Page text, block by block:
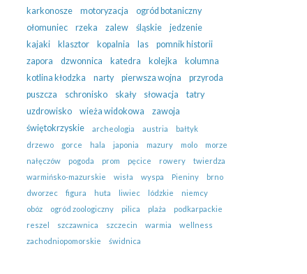
karkonosze
motoryzacja
ogród botaniczny
ołomuniec
rzeka zalew śląskie
jedzenie
kajaki
klasztor kopalnia las
pomnik historii
zapora
dzwonnica katedra kolejka
kolumna
kotlina kłodzka
narty pierwsza wojna
przyroda
puszcza
schronisko skały słowacja
tatry
uzdrowisko
wieża widokowa
zawoja
świętokrzyskie
archeologia austria
bałtyk
drzewo
gorce hala japonia mazury molo
morze
nałęczów
pogoda prom pęcice rowery
twierdza
warmińsko-mazurskie
wisła wyspa Pieniny
brno
dworzec
figura huta liwiec lódzkie
niemcy
obóz
ogród zoologiczny pilica plaża
podkarpackie
reszel
szczawnica szczecin warmia
wellness
zachodniopomorskie
świdnica